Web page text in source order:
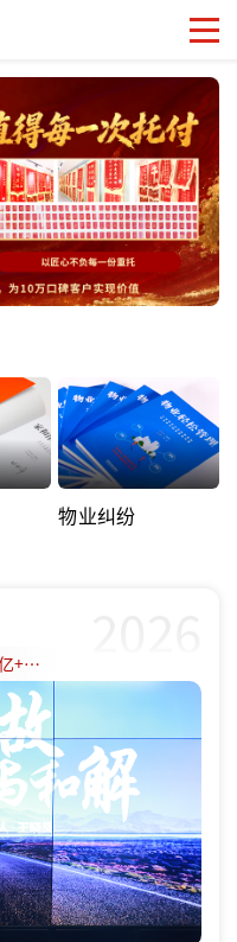
物业纠纷
已帮助 20000+个家庭 获得36.58亿+赔偿款